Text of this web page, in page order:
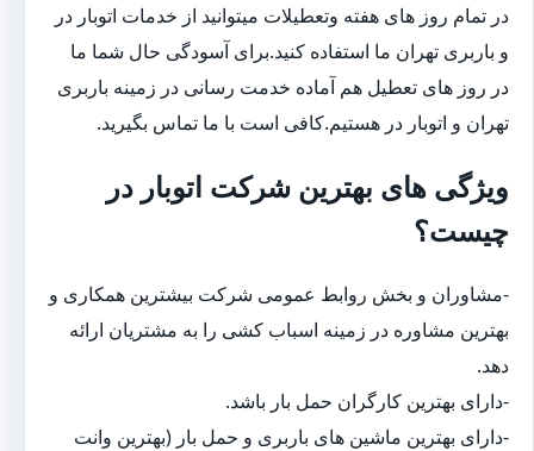
در تمام روز های هفته وتعطیلات میتوانید از خدمات اتوبار در
و باربری تهران ما استفاده کنید.برای آسودگی حال شما ما
در روز های تعطیل هم آماده خدمت رسانی در زمینه باربری
تهران و اتوبار در هستیم.کافی است با ما تماس بگیرید.
ویژگی های بهترین شرکت اتوبار در
چیست؟
-مشاوران و بخش روابط عمومی شرکت بیشترین همکاری و
بهترین مشاوره در زمینه اسباب کشی را به مشتریان ارائه
دهد.
-دارای بهترین کارگران حمل بار باشد.
-دارای بهترین ماشین های باربری و حمل بار (بهترین وانت